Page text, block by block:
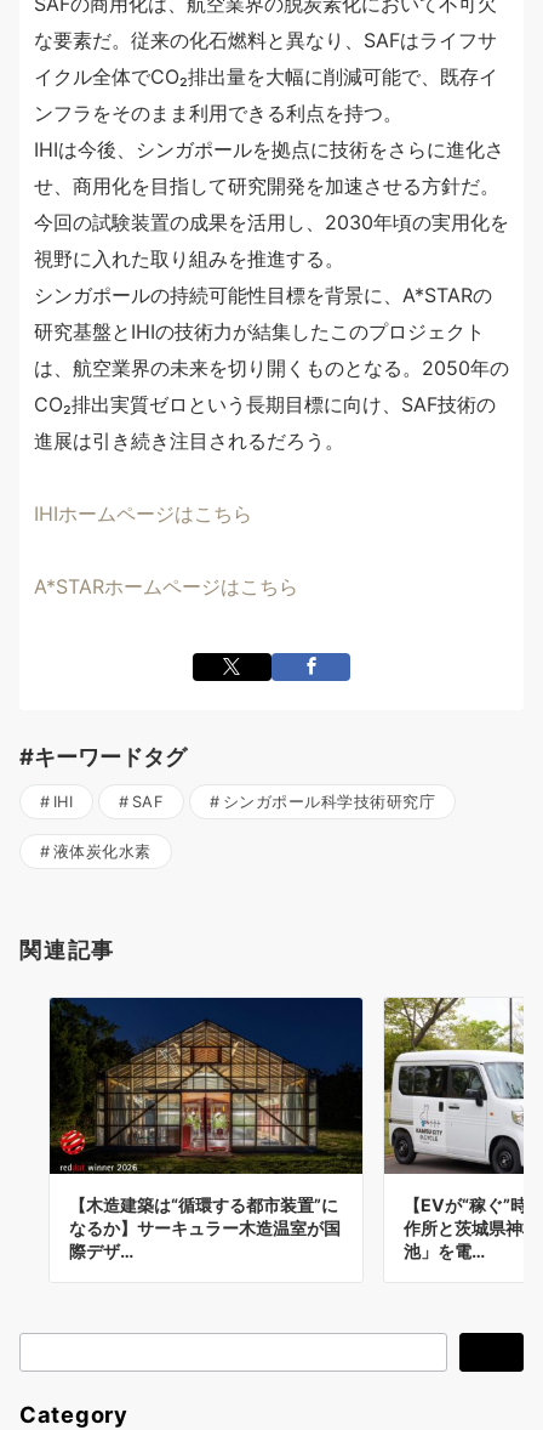
な要素だ。従来の化石燃料と異なり、SAFはライフサ
イクル全体でCO₂排出量を大幅に削減可能で、既存イ
ンフラをそのまま利用できる利点を持つ。
IHIは今後、シンガポールを拠点に技術をさらに進化さ
せ、商用化を目指して研究開発を加速させる方針だ。
今回の試験装置の成果を活用し、2030年頃の実用化を
視野に入れた取り組みを推進する。
シンガポールの持続可能性目標を背景に、A*STARの
研究基盤とIHIの技術力が結集したこのプロジェクト
は、航空業界の未来を切り開くものとなる。2050年の
CO₂排出実質ゼロという長期目標に向け、SAF技術の
進展は引き続き注目されるだろう。
IHIホームページはこちら
A*STARホームページはこちら
#キーワードタグ
IHI SAF シンガポール科学技術研究庁
液体炭化水素
関連記事
【木造建築は“循環する都市装置”に
なるか】サーキュラー木造温室が国
際デザ…
【EVが“稼ぐ”時
作所と茨城県神
池」を電…
索
Category